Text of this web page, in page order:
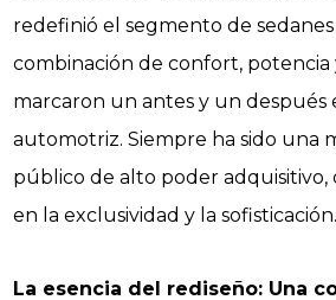
redefinió el segmento de
combinación de confort, potencia
marcaron un antes y un después
automotriz. Siempre ha sido una
público de alto poder
en la exclusividad y la sofisticación.
La esencia del rediseño: Una